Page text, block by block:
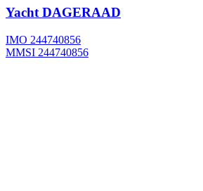
YachtDAGERAAD
IMO 244740856
MMSI 244740856